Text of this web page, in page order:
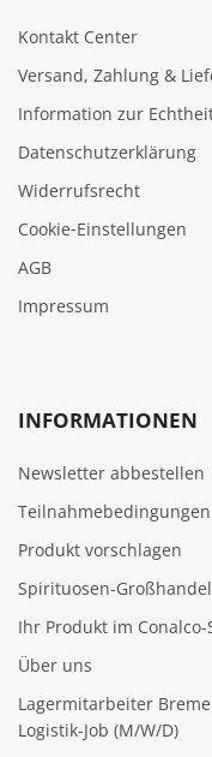
Kontakt Center
Versand, Zahlung &
Information zur
Datenschutzerklärung
Widerrufsrecht
Cookie‑Einstellungen
AGB
Impressum
INFORMATIONEN
Newsletter abbestellen
Teilnahmebedingungen
Produkt vorschlagen
Spirituosen-
Ihr Produkt im
Über uns
Lagermitarbeiter
Logistik-Job (M/W/D)